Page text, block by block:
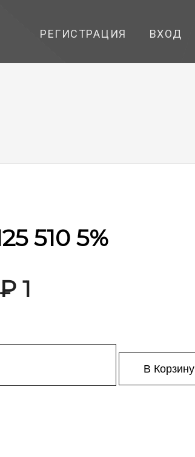
РЕГИСТРАЦИЯ ВХОД
510 5%
1
В Корзину